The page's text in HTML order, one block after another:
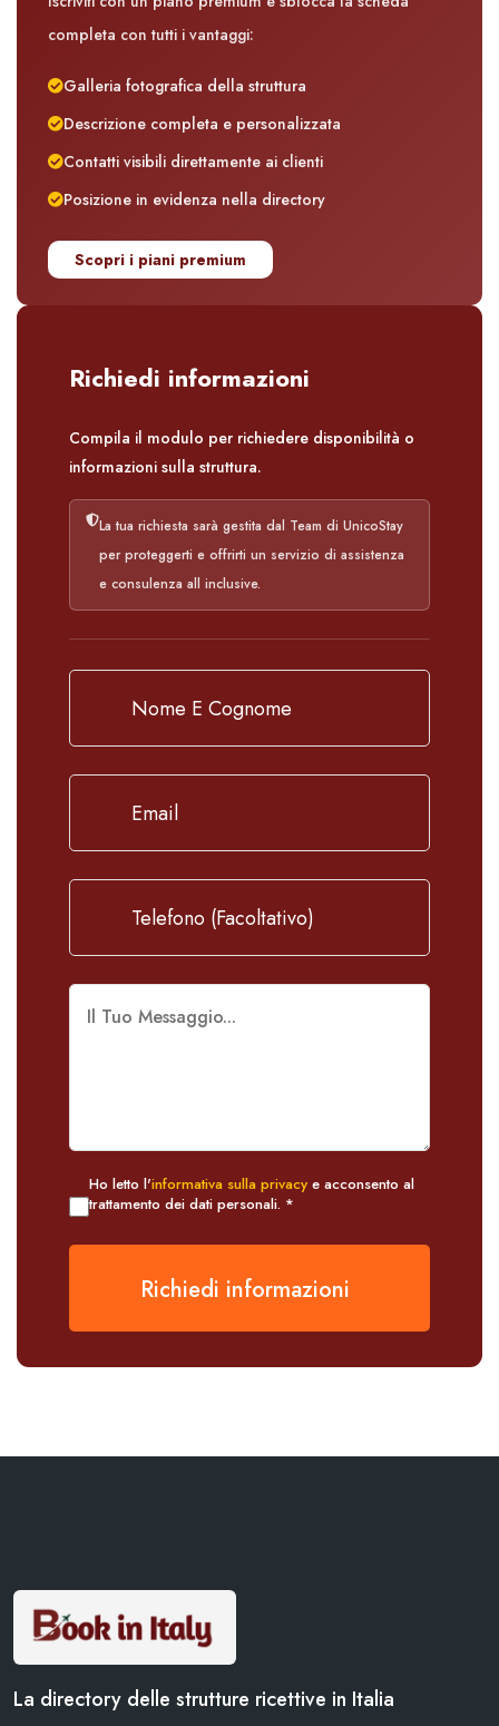
completa con tutti i vantaggi:
Galleria fotografica della struttura
Descrizione completa e personalizzata
Contatti visibili direttamente ai clienti
Posizione in evidenza nella directory
Scopri i piani premium
Richiedi informazioni
Compila il modulo per richiedere disponibilità o
informazioni sulla struttura.
La tua richiesta sarà gestita dal Team di UnicoStay
per proteggerti e offrirti un servizio di assistenza
e consulenza all inclusive.
Ho letto l'informativa sulla privacy e acconsento al
trattamento dei dati personali. *
Richiedi informazioni
La directory delle strutture ricettive in Italia